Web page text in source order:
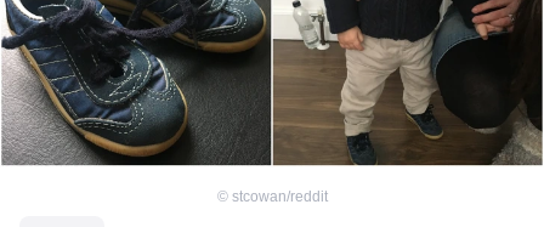
© stcowan/reddit